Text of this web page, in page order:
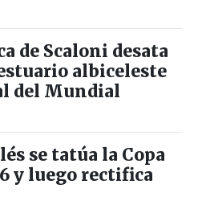
de Scaloni desata
albiceleste
del Mundial
se tatúa la Copa
y luego rectifica